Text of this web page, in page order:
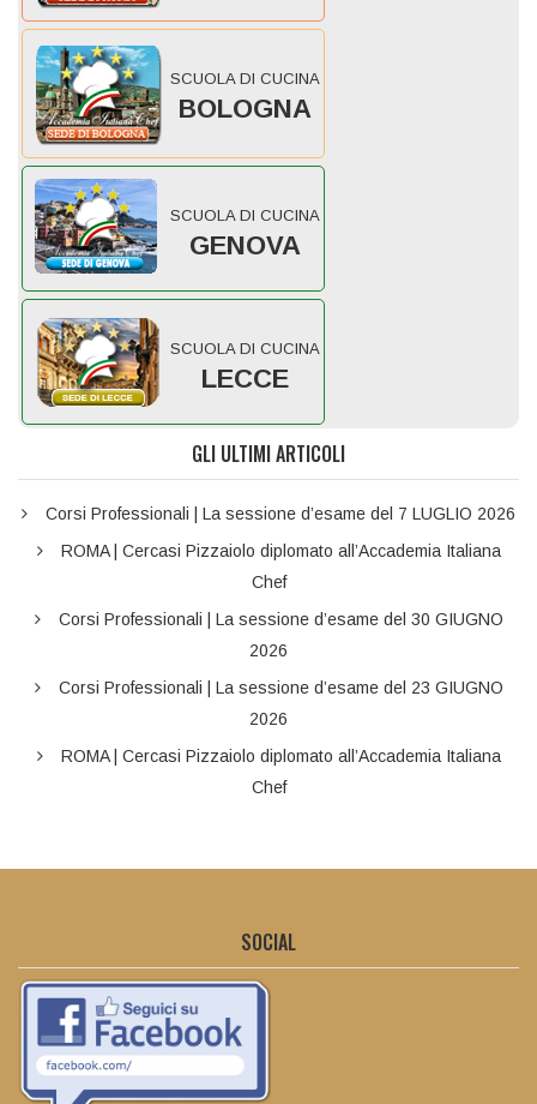
SCUOLA DI CUCINA
BOLOGNA
SCUOLA DI CUCINA
GENOVA
SCUOLA DI CUCINA
LECCE
GLI ULTIMI ARTICOLI
Corsi Professionali | La sessione d’esame del 7 LUGLIO 2026
ROMA | Cercasi Pizzaiolo diplomato all’Accademia Italiana
Chef
Corsi Professionali | La sessione d’esame del 30 GIUGNO
2026
Corsi Professionali | La sessione d’esame del 23 GIUGNO
2026
ROMA | Cercasi Pizzaiolo diplomato all’Accademia Italiana
Chef
SOCIAL